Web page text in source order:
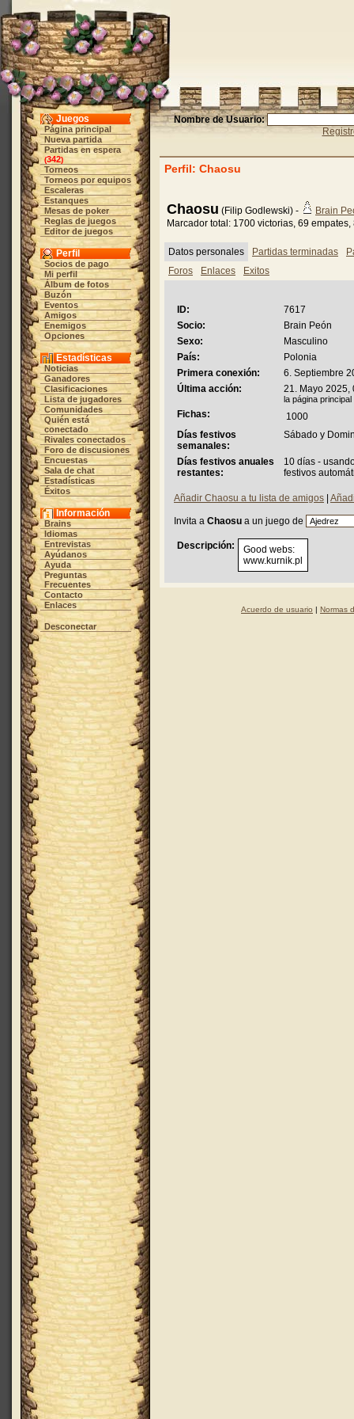
Juegos
Página principal
Nueva partida
Partidas en espera
(342)
Torneos
Torneos por equipos
Escaleras
Estanques
Mesas de poker
Reglas de juegos
Editor de juegos
Perfil
Socios de pago
Mi perfil
Álbum de fotos
Buzón
Eventos
Amigos
Enemigos
Opciones
Estadísticas
Noticias
Ganadores
Clasificaciones
Lista de jugadores
Comunidades
Quién está
conectado
Rivales conectados
Foro de discusiones
Encuestas
Sala de chat
Estadísticas
Éxitos
Información
Brains
Idiomas
Entrevistas
Ayúdanos
Ayuda
Preguntas
Frecuentes
Contacto
Enlaces
Desconectar
Nombre de Usuario:
Perfil: Chaosu
Chaosu (Filip Godlewski) -
Brain
Marcador total: 1700 victorias, 69
Datos personales Partidas terminadas
Foros
Enlaces Exitos
ID:
7617
Socio:
Brain Peón
Sexo:
Masculino
País:
Polonia
Primera conexión:
6. Septiembre
Última acción:
21. Mayo 2025,
la página principal
Fichas:
1000
Días festivos
semanales:
Sábado y
Días festivos anuales
restantes:
10 días -
festivos
Añadir Chaosu a tu lista de amigos
Invita a Chaosu a un juego de
Descripción:
Good webs:
www.kurnik.pl
Acuerdo de usuario | Normas